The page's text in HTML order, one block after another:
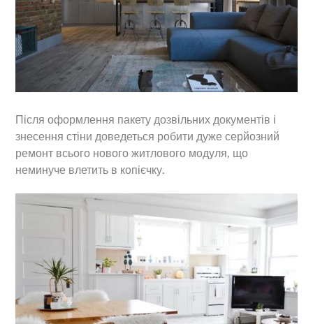
Після оформлення пакету дозвільних документів і
знесення стіни доведеться робити дуже серйозний
ремонт всього нового житлового модуля, що
неминуче влетить в копієчку.